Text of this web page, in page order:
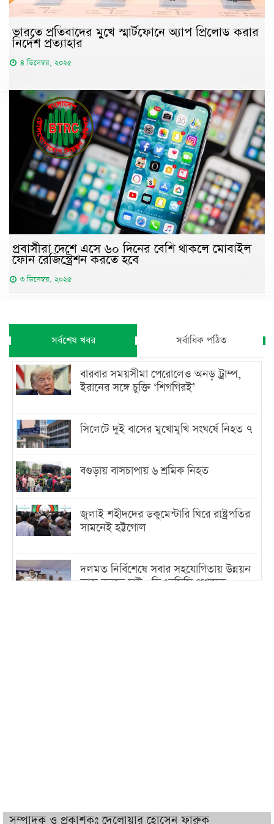
ভারতে প্রতিবাদের মুখে স্মার্টফোনে অ্যাপ প্রিলোড করার
নির্দেশ প্রত্যাহার
৪ ডিসেম্বর, ২০২৫
প্রবাসীরা দেশে এসে ৬০ দিনের বেশি থাকলে মোবাইল
ফোন রেজিস্ট্রেশন করতে হবে
৩ ডিসেম্বর, ২০২৫
সর্বশেষ খবর সর্বাধিক পঠিত
বারবার সময়সীমা পেরোলেও অনড় ট্রাম্প,
ইরানের সঙ্গে চুক্তি ‘শিগগিরই’
সিলেটে দুই বাসের মুখোমুখি সংঘর্ষে নিহত ৭
বগুড়ায় বাসচাপায় ৬ শ্রমিক নিহত
জুলাই শহীদদের ডকুমেন্টারি ঘিরে রাষ্ট্রপতির
সামনেই হট্টগোল
দলমত নির্বিশেষে সবার সহযোগিতায় উন্নয়ন
কাজ করতে চাই : ডিএনসিসি প্রশাসক
সম্পাদক ও প্রকাশকঃ দেলোয়ার হোসেন ফারুক